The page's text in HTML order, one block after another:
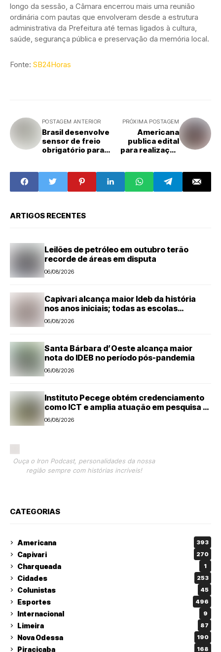
longo da sessão, a Câmara encerrou mais uma reunião
ordinária com pautas que envolveram desde a estrutura
administrativa da Prefeitura até temas ligados à cultura,
saúde, segurança pública e preservação da memória local.
Fonte: SB24Horas
POSTAGEM ANTERIOR
Brasil desenvolve
sensor de freio
obrigatório para
PRÓXIMA POSTAGEM
Americana
publica edital
para realização
recursos do
Fundo Municipal
ARTIGOS RECENTES
Leilões de petróleo em outubro terão
recorde de áreas em disputa
06/08/2026
Capivari alcança maior Ideb da história
nos anos iniciais; todas as escolas
avançam
06/08/2026
Santa Bárbara d’Oeste alcança maior
nota do IDEB no período pós-pandemia
06/08/2026
Instituto Pecege obtém credenciamento
como ICT e amplia atuação em pesquisa e
desenvolvimento tecnológico
06/08/2026
Ouça o Iron Podcast, personalidades da nossa
região sempre com histórias incríveis!
CATEGORIAS
Americana 393
Capivari 270
Charqueada 1
Cidades 253
Colunistas 45
Esportes 496
Internacional 9
Limeira 87
Nova Odessa 190
Piracicaba 168